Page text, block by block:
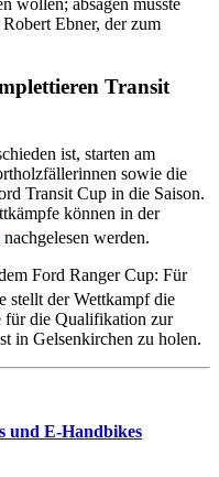
wollen; absagen musste
Ebner, der zum
Transit
ist, starten am
sowie die
Transit Cup in die Saison.
können in der
nachgelesen werden.
Ford Ranger Cup: Für
stellt der Wettkampf die
für die Qualifikation zur
in Gelsenkirchen zu holen.
und E-Handbikes